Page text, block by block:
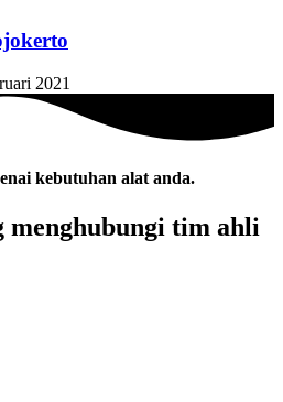
2021
kebutuhan alat anda.
menghubungi tim ahli